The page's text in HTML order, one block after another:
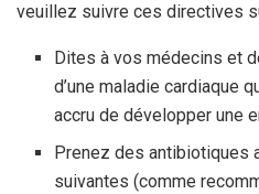
veuillez suivre ces directives
Dites à vos médecins et
d’une maladie cardiaque
accru de développer une
Prenez des antibiotiques
suivantes (comme